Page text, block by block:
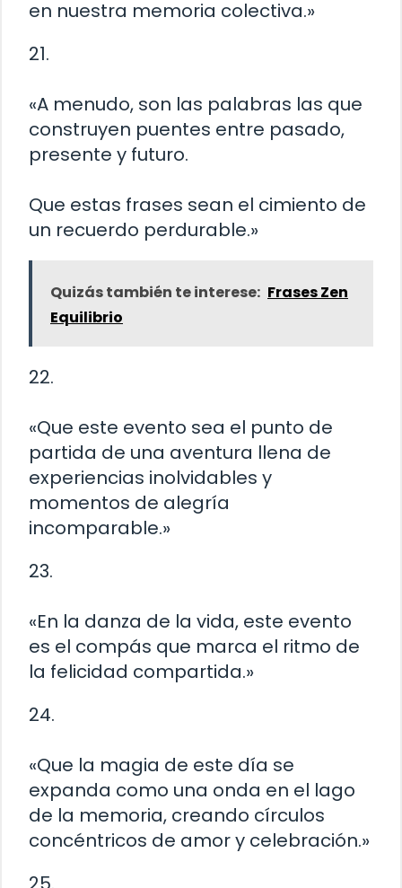
en nuestra memoria colectiva.»
21.
«A menudo, son las palabras las que
construyen puentes entre pasado,
presente y futuro.
Que estas frases sean el cimiento de
un recuerdo perdurable.»
Quizás también te interese: Frases Zen
Equilibrio
22.
«Que este evento sea el punto de
partida de una aventura llena de
experiencias inolvidables y
momentos de alegría
incomparable.»
23.
«En la danza de la vida, este evento
es el compás que marca el ritmo de
la felicidad compartida.»
24.
«Que la magia de este día se
expanda como una onda en el lago
de la memoria, creando círculos
concéntricos de amor y celebración.»